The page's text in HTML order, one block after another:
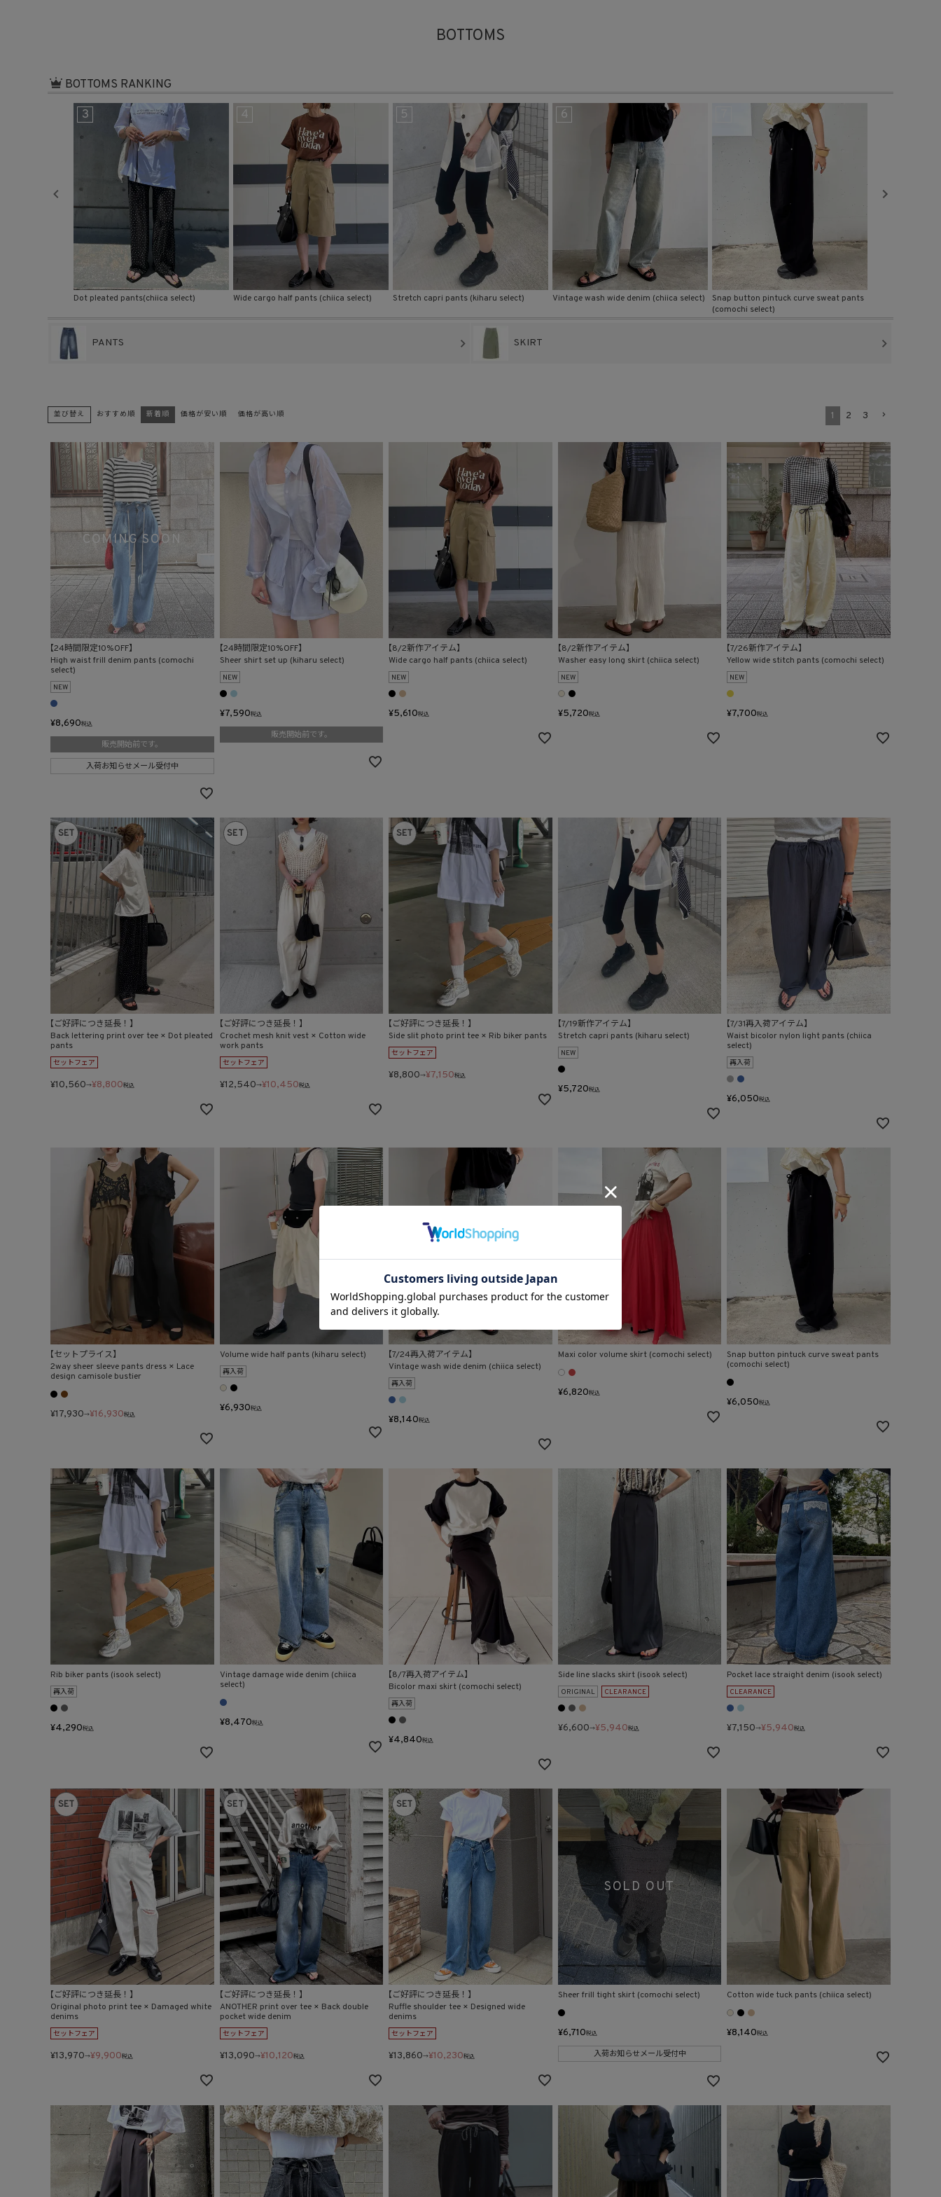
検索
BOTTOMS
BOTTOMS RANKING
3
Dot pleated pants(chiica select)
4
Wide cargo half pants (chiica select)
5
Stretch capri pants (kiharu select)
6
Vintage wash wide denim (chiica select)
Snap button pintuck curve sweat pants
(comochi select)
PANTS SKIRT
並び替え おすすめ順 新着順 価格が安い順 価格が高い順 1 2 3
【24時間限定10%OFF】
High waist frill denim pants (comochi
select)
NEW
¥8,690税込
販売開始前です。
入荷お知らせメール受付中
【24時間限定10%OFF】
Sheer shirt set up (kiharu select)
NEW
¥7,590税込
販売開始前です。
【8/2新作アイテム】
Wide cargo half pants (chiica select)
NEW
¥5,610税込
【8/2新作アイテム】
Washer easy long skirt (chiica select)
NEW
¥5,720税込
【7/26新作アイテム】
Yellow wide stitch pants (comochi select)
NEW
¥7,700税込
SET
【ご好評につき延長！】
Back lettering print over tee × Dot pleated
pants
セットフェア
¥10,560→¥8,800税込
SET
【ご好評につき延長！】
Crochet mesh knit vest × Cotton wide
work pants
セットフェア
¥12,540→¥10,450税込
SET
【ご好評につき延長！】
Side slit photo print tee × Rib biker pants
セットフェア
¥8,800→¥7,150税込
【7/19新作アイテム】
Stretch capri pants (kiharu select)
NEW
¥5,720税込
【7/31再入荷アイテム】
Waist bicolor nylon light pants (chiica
select)
再入荷
¥6,050税込
【セットプライス】
2way sheer sleeve pants dress × Lace
design camisole bustier
¥17,930→¥16,930税込
Volume wide half pants (kiharu select)
再入荷
¥6,930税込
【7/24再入荷アイテム】
Vintage wash wide denim (chiica select)
再入荷
¥8,140税込
Maxi color volume skirt (comochi select)
¥6,820税込
Snap button pintuck curve sweat pants
(comochi select)
¥6,050税込
Rib biker pants (isook select)
再入荷
¥4,290税込
Vintage damage wide denim (chiica
select)
¥8,470税込
【8/7再入荷アイテム】
Bicolor maxi skirt (comochi select)
再入荷
¥4,840税込
Side line slacks skirt (isook select)
ORIGINAL CLEARANCE
¥6,600→¥5,940税込
Pocket lace straight denim (isook select)
CLEARANCE
¥7,150→¥5,940税込
SET
【ご好評につき延長！】
Original photo print tee × Damaged white
denims
セットフェア
¥13,970→¥9,900税込
SET
【ご好評につき延長！】
ANOTHER print over tee × Back double
pocket wide denim
セットフェア
¥13,090→¥10,120税込
SET
【ご好評につき延長！】
Ruffle shoulder tee × Designed wide
denims
セットフェア
¥13,860→¥10,230税込
Sheer frill tight skirt (comochi select)
¥6,710税込
入荷お知らせメール受付中
Cotton wide tuck pants (chiica select)
¥8,140税込